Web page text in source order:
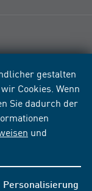
gestalten
Cookies. Wenn
Sie dadurch der
und
Personalisierung